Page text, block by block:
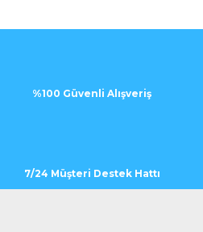
%100 Güvenli Alışveriş
7/24 Müşteri Destek Hattı